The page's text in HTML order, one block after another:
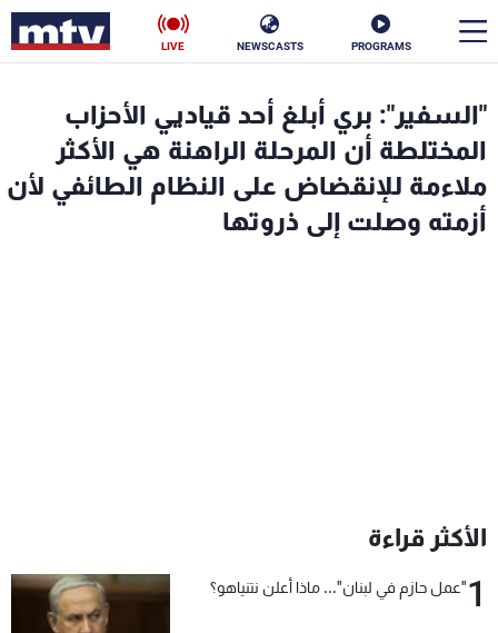
PROGRAMS
NEWSCASTS
LIVE
"السفير": بري أبلغ أحد قياديي الأحزاب
المختلطة أن المرحلة الراهنة هي الأكثر
ملاءمة للإنقضاض على النظام الطائفي لأن
أزمته وصلت إلى ذروتها
الأكثر قراءة
1"عمل حازم في لبنان"... ماذا أعلن نتنياهو؟
الأخبار
سياسة ناس
شاهد البرامج
الترددات